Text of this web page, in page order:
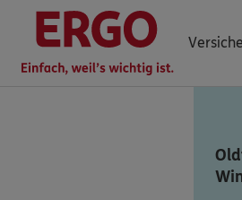
0800 / 3746 095